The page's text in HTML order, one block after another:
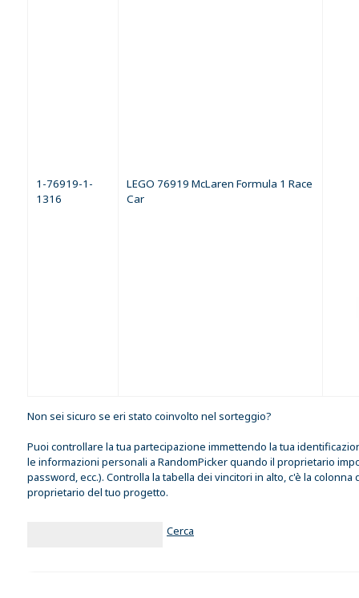
1-76919-1-
1316
LEGO 76919 McLaren Formula 1 Race
Car
Non sei sicuro se eri stato coinvolto nel sorteggio?
Puoi controllare la tua partecipazione immettendo la tua
le informazioni personali a RandomPicker quando il proprietario
password, ecc.). Controlla la tabella dei vincitori in alto, c'è la
proprietario del tuo progetto.
Cerca